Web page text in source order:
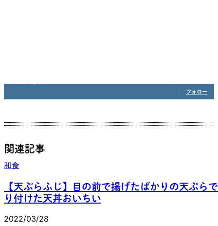
フォロー
関連記事
和食
【天ぷらふじ】目の前で揚げたばかりの天ぷら
り付けた天丼おいちい
2022/03/28